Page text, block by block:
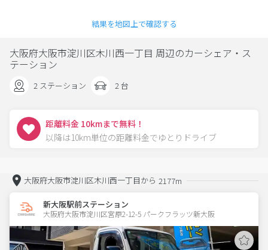
結果を地図上で確認する
大阪府大阪市淀川区木川西一丁目 周辺のカーシェア・ス
テーション
2 ステーション 2 台
距離料金 10kmまで無料！
以降は10km単位の距離料金でゆとりドライブ
大阪府大阪市淀川区木川西一丁目から 2177m
新大阪駅前ステーション
大阪府大阪市淀川区宮原2-12-5 パークフラッツ新大阪